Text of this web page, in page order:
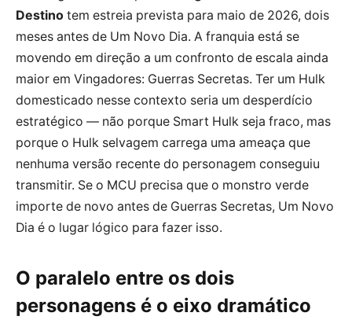
Destino tem estreia prevista para maio de 2026, dois
meses antes de Um Novo Dia. A franquia está se
movendo em direção a um confronto de escala ainda
maior em Vingadores: Guerras Secretas. Ter um Hulk
domesticado nesse contexto seria um desperdício
estratégico — não porque Smart Hulk seja fraco, mas
porque o Hulk selvagem carrega uma ameaça que
nenhuma versão recente do personagem conseguiu
transmitir. Se o MCU precisa que o monstro verde
importe de novo antes de Guerras Secretas, Um Novo
Dia é o lugar lógico para fazer isso.
O paralelo entre os dois
personagens é o eixo dramático